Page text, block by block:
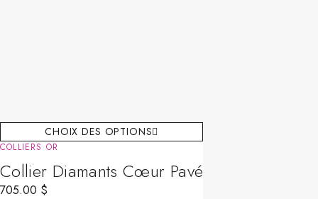
CHOIX DES OPTIONS
COLLIERS OR
Collier Diamants Cœur Pavé
705.00 $